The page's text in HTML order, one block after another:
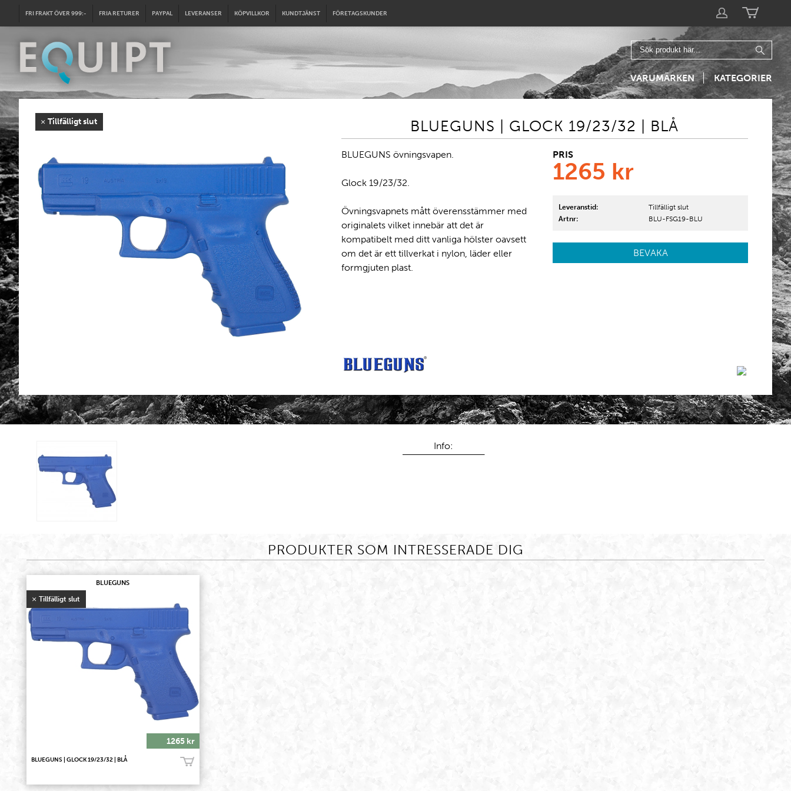
FRI FRAKT ÖVER 999:- FRIA RETURER PAYPAL LEVERANSER KÖPVILLKOR KUNDTJÄNST FÖRETAGSKUNDER
VARUMÄRKEN KATEGORIER
BLUEGUNS | GLOCK 19/23/32 | BLÅ
BLUEGUNS övningsvapen.
Glock 19/23/32.
Övningsvapnets mått överensstämmer med
originalets vilket innebär att det är
kompatibelt med ditt vanliga hölster oavsett
om det är ett tillverkat i nylon, läder eller
formgjuten plast.
PRIS
1265 kr
Leveranstid:
Tillfälligt slut
Artnr:
BLU-FSG19-BLU
BEVAKA
Info:
PRODUKTER SOM INTRESSERADE DIG
BLUEGUNS
1265 kr
BLUEGUNS | GLOCK 19/23/32 | BLÅ Bevaka